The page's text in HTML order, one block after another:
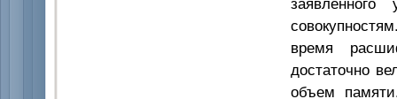
время
достаточно
объем